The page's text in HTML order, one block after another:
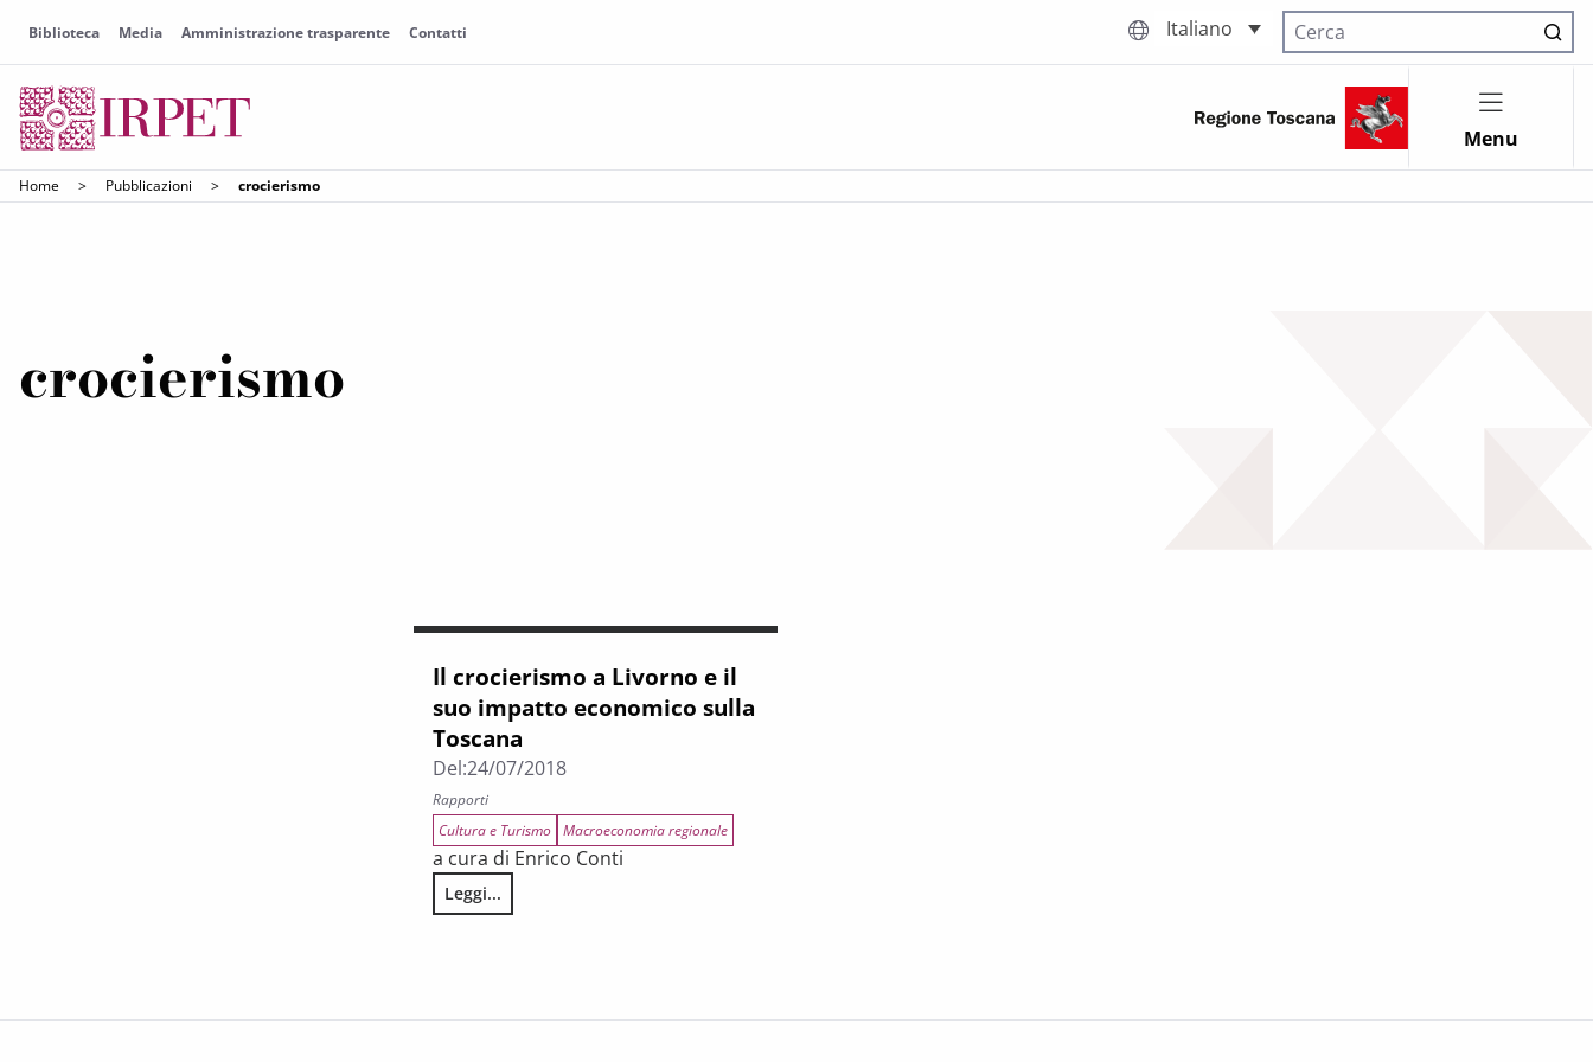
Biblioteca Media Amministrazione trasparente Contatti Italiano
Cerca nel sito
Menu
Home > Pubblicazioni > crocierismo
crocierismo
Il crocierismo a Livorno e il
suo impatto economico sulla
Toscana
Del:24/07/2018
Rapporti
Cultura e Turismo
Macroeconomia regionale
a cura di Enrico Conti
Leggi...
Il crocierismo a Livorno e il suo impatto economico sulla Toscana